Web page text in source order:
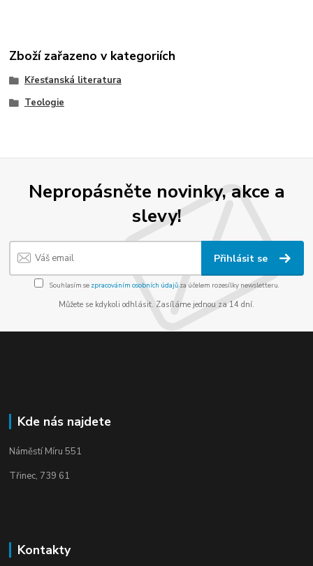
Zboží zařazeno v kategoriích
Křesťanská literatura
Teologie
Nepropásněte novinky, akce a
slevy!
Přihlásit se
Souhlasím se zpracováním osobních údajůza účelem rozesílky newsletteru.
Můžete se kdykoli odhlásit. Zasíláme jednou za 14 dní.
Kde nás najdete
Náměstí Míru 551
Třinec, 739 61
Kontakty